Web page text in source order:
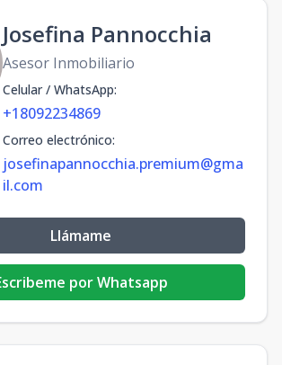
Josefina Pannocchia
Asesor Inmobiliario
Celular / WhatsApp:
+18092234869
Correo electrónico:
josefinapannocchia.premium@gma
il.com
Llámame
por Whatsapp